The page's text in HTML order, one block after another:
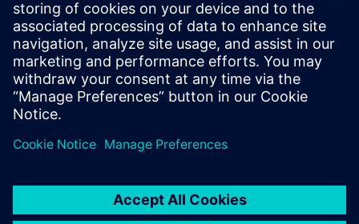
Get to know the people at Siemens for Startups. Our
team is distributed around the world and represents
all Siemens business areas.